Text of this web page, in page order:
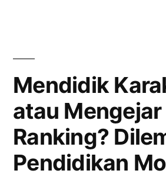
Ukuran
Kesuksesan
Siswa
Mendidik
atau Mengejar
Ranking?
Pendidikan